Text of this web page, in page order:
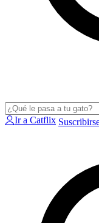
Ir a Catflix